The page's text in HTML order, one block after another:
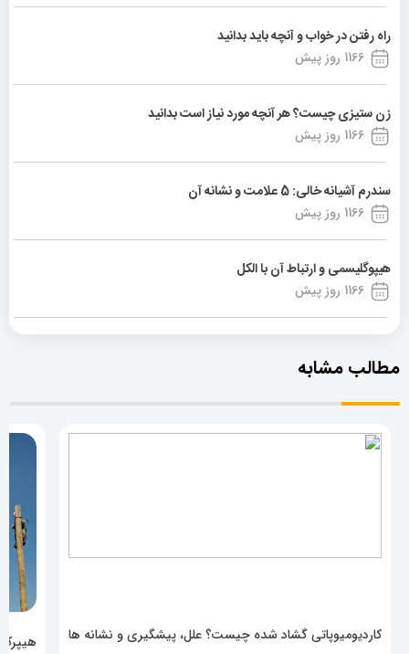
راه رفتن در خواب و آنچه باید بدانید
1166 روز پیش
زن ستیزی چیست؟ هر آنچه مورد نیاز است بدانید
1166 روز پیش
سندرم آشیانه خالی: 5 علامت و نشانه آن
1166 روز پیش
هیپوگلیسمی و ارتباط آن با الکل
1166 روز پیش
مطالب مشابه
کاردیومیوپاتی گشاد شده چیست؟ علل، پیشگیری و نشانه ها